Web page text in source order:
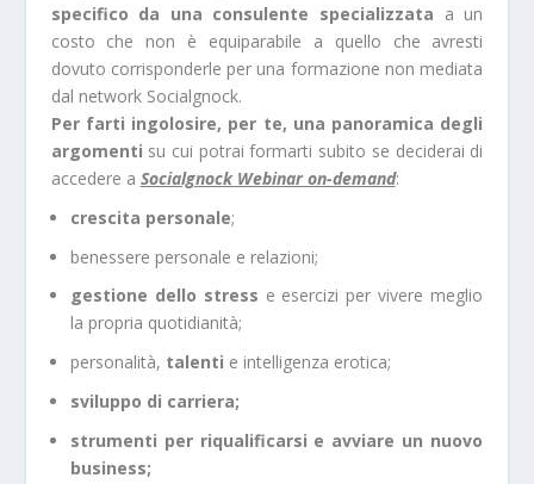
specifico da una consulente specializzata a un
costo che non è equiparabile a quello che avresti
dovuto corrisponderle per una formazione non mediata
dal network Socialgnock.
Per farti ingolosire, per te, una panoramica degli
argomenti su cui potrai formarti subito se deciderai di
accedere a Socialgnock Webinar on-demand:
crescita personale;
benessere personale e relazioni;
gestione dello stress e esercizi per vivere meglio
la propria quotidianità;
personalità, talenti e intelligenza erotica;
sviluppo di carriera;
strumenti per riqualificarsi e avviare un nuovo
business;